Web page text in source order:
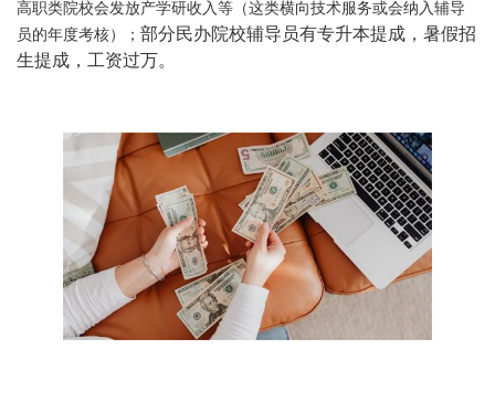
高职类院校会发放产学研收入等（这类横向技术服务或会纳入辅导
员的年度考核）； 部分民办院校辅导员有专升本提成，暑假招
生提成，工资过万。